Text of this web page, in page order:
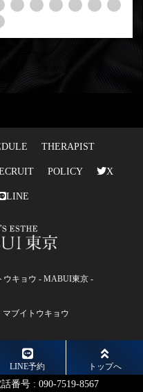
THERAPIST
POLICY X
LINE
ウキョウ - MABUI東京 -
ブイトウキョウ
LINE予約 トップへ
話番号 : 090-7519-8567